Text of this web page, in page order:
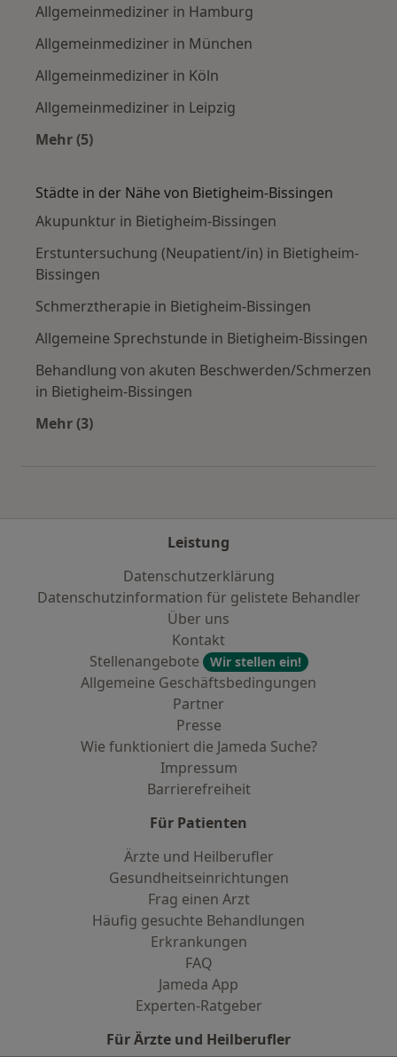
Allgemeinmediziner in Hamburg
Allgemeinmediziner in München
Allgemeinmediziner in Köln
Allgemeinmediziner in Leipzig
Mehr (5)
Städte in der Nähe von Bietigheim-Bissingen
Akupunktur in Bietigheim-Bissingen
Erstuntersuchung (Neupatient/in) in Bietigheim-
Bissingen
Schmerztherapie in Bietigheim-Bissingen
Allgemeine Sprechstunde in Bietigheim-Bissingen
Behandlung von akuten Beschwerden/Schmerzen
in Bietigheim-Bissingen
Mehr (3)
Leistung
Datenschutzerklärung
Datenschutzinformation für gelistete Behandler
Über uns
Kontakt
Stellenangebote
Wir stellen ein!
Allgemeine Geschäftsbedingungen
Partner
Presse
Wie funktioniert die Jameda Suche?
Impressum
Barrierefreiheit
Für Patienten
Ärzte und Heilberufler
Gesundheitseinrichtungen
Frag einen Arzt
Häufig gesuchte Behandlungen
Erkrankungen
FAQ
Jameda App
Experten-Ratgeber
Für Ärzte und Heilberufler